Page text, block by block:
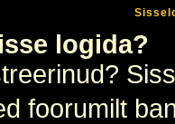
logida?
foorumilt